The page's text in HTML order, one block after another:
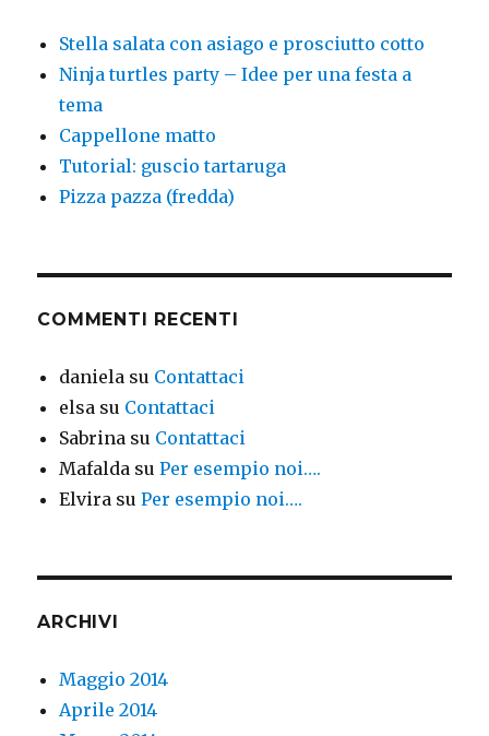
Stella salata con asiago e prosciutto cotto
Ninja turtles party – Idee per una festa a
tema
Cappellone matto
Tutorial: guscio tartaruga
Pizza pazza (fredda)
COMMENTI RECENTI
daniela su Contattaci
elsa su Contattaci
Sabrina su Contattaci
Mafalda suPer esempio noi….
Elvira suPer esempio noi….
ARCHIVI
Maggio 2014
Aprile 2014